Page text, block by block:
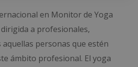
en Monitor de Yoga
a profesionales,
aquellas personas que estén
ámbito profesional. El yoga